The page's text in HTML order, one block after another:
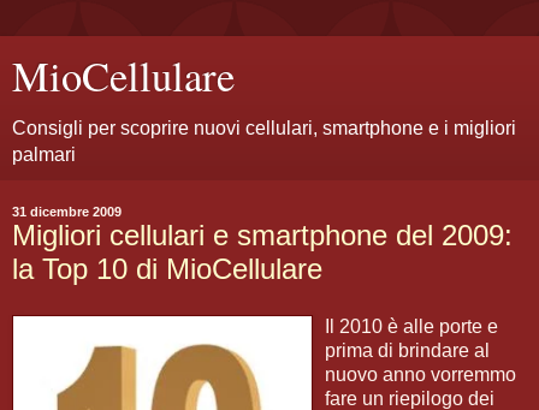
MioCellulare
Consigli per scoprire nuovi cellulari, smartphone e i migliori
palmari
31 dicembre 2009
Migliori cellulari e smartphone del 2009:
la Top 10 di MioCellulare
Il 2010 è alle porte e
prima di brindare al
nuovo anno vorremmo
fare un riepilogo dei